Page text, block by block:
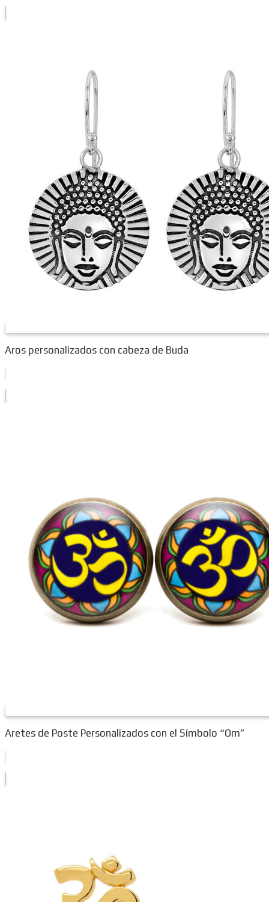
Aros personalizados con cabeza de Buda
Aretes de Poste Personalizados con el Símbolo “Om”